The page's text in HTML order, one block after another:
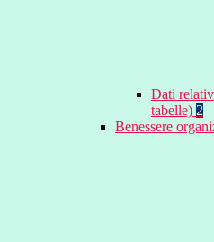
Dati
tabelle) 2
Benessere